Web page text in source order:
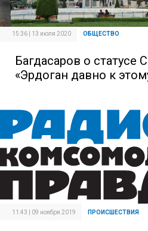
15:36 | 13 июля 2020 ОБЩЕСТВО
Багдасаров о статусе
«Эрдоган давно к
11:43 | 09 ноября 2019 ПРОИСШЕСТВИЯ